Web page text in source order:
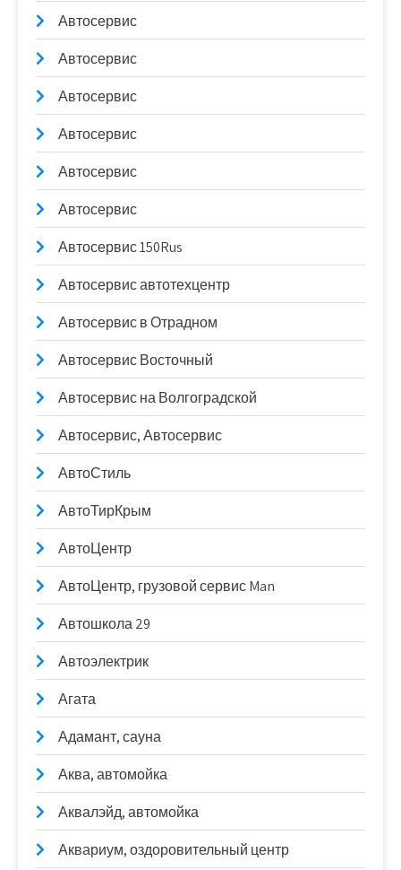
Автосервис
Автосервис
Автосервис
Автосервис
Автосервис
Автосервис
Автосервис 150Rus
Автосервис автотехцентр
Автосервис в Отрадном
Автосервис Восточный
Автосервис на Волгоградской
Автосервис, Автосервис
АвтоСтиль
АвтоТирКрым
АвтоЦентр
АвтоЦентр, грузовой сервис Man
Автошкола 29
Автоэлектрик
Агата
Адамант, сауна
Аква, автомойка
Аквалэйд, автомойка
Аквариум, оздоровительный центр